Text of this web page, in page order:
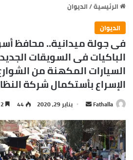
الرئيسية/الديوان
الديوان
فى جولة ميدانية.. محافظ
الباكيات فى السويقات
السيارات المكهنة من
الإسراع بأستكمال شركة
Fathalla
أرسل
إلكترونيا
يناير 29, 2020 44